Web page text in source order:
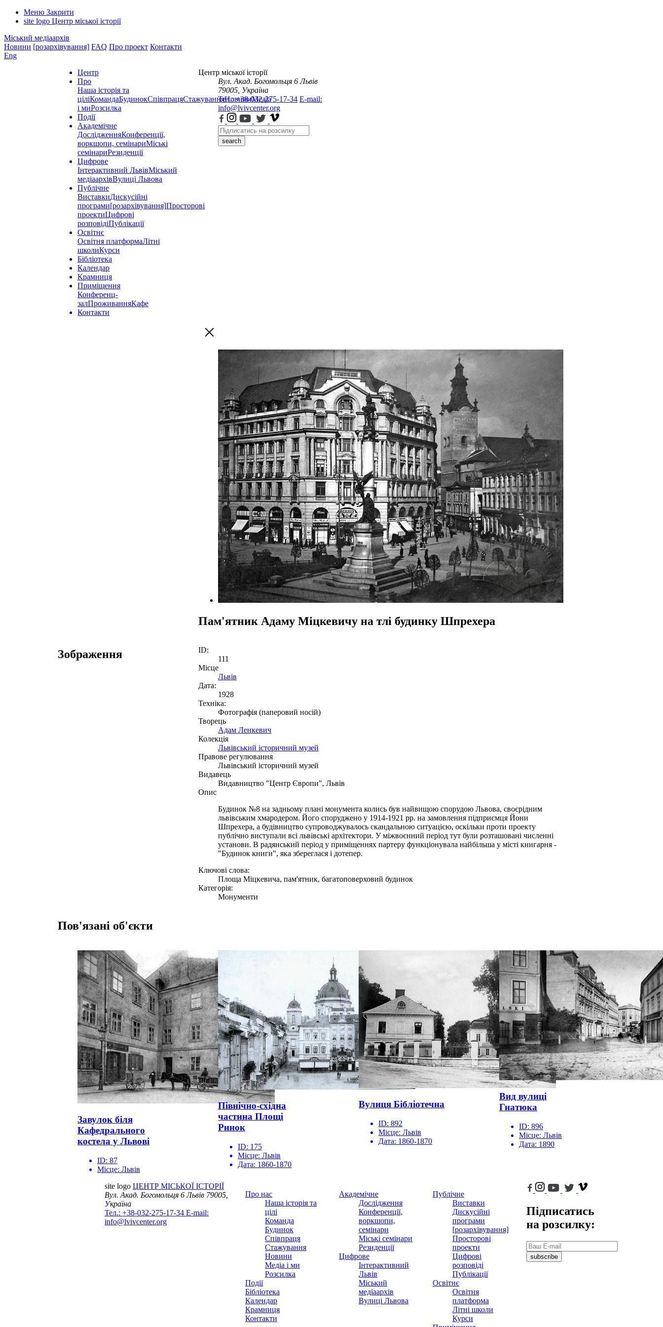
Меню Закрити
site logo Центр міської історії
Міський медіаархів
Новини [розархівування] FAQ Про проект Контакти
Eng
Центр
Про
Наша історія та
ціліКомандаБудинокСпівпрацяСтажуванняНовиниМедіа
і миРозсилка
Події
Академічне
ДослідженняКонференції,
воркшопи, семінариМіські
семінариРезиденції
Цифрове
Інтерактивний ЛьвівМіський
медіаархівВулиці Львова
Публічне
ВиставкиДискусійні
програми[розархівування]Просторові
проектиЦифрові
розповідіПублікації
Освітнє
Освітня платформаЛітні
школиКурси
Бібліотека
Календар
Крамниця
Приміщення
Конференц-
залПроживанняКафе
Контакти
Центр міської історії
Вул. Акад. Богомольця 6 Львів
79005, Україна
Тел.: +38-032-275-17-34 E-mail:
info@lvivcenter.org
search
Пам'ятник Адаму Міцкевичу на тлі будинку Шпрехера
Зображення
ID:
111
Місце
Львів
Дата:
1928
Техніка:
Фотографія (паперовий носій)
Творець
Адам Ленкевич
Колекція
Львівський історичний музей
Правове регулювання
Львівський історичний музей
Видавець
Видавництво "Центр Європи", Львів
Опис
Будинок №8 на задньому плані монумента колись був найвищою спорудою Львова, своєрідним
львівським хмародером. Його споруджено у 1914-1921 рр. на замовлення підприємця Йони
Шпрехера, а будівництво супроводжувалось скандальною ситуацією, оскільки проти проекту
публічно виступали всі львівські архітектори. У міжвоєнний період тут були розташовані численні
установи. В радянський період у приміщеннях партеру функціонувала найбільша у місті книгарня -
"Будинок книги", яка збереглася і дотепер.
Ключові слова:
Площа Міцкевича, пам'ятник, багатоповерховий будинок
Категорія:
Монументи
Пов'язані об'єкти
Завулок біля
Кафедрального
костела у Львові
ID: 87
Місце: Львів
Північно-східна
частина Площі
Ринок
ID: 175
Місце: Львів
Дата: 1860-1870
Вулиця Бібліотечна
ID: 892
Місце: Львів
Дата: 1860-1870
Вид вулиці
Гнатюка
ID: 896
Місце: Львів
Дата: 1890
site logo ЦЕНТР МІСЬКОЇ ІСТОРІЇ
Вул. Акад. Богомольця 6Львів 79005,
Україна
Тел.: +38-032-275-17-34 E-mail:
info@lvivcenter.org
Про нас
Наша історія та
цілі
Команда
Будинок
Співпраця
Стажування
Новини
Медіа і ми
Розсилка
Події
Бібліотека
Календар
Крамниця
Контакти
Академічне
Дослідження
Конференції,
воркшопи,
семінари
Міські семінари
Резиденції
Цифрове
Інтерактивний
Львів
Міський
медіаархів
Вулиці Львова
Публічне
Виставки
Дискусійні
програми
[розархівування]
Просторові
проекти
Цифрові
розповіді
Публікації
Освітнє
Освітня
платформа
Літні школи
Курси
Підписатись
на розсилку:
subscribe